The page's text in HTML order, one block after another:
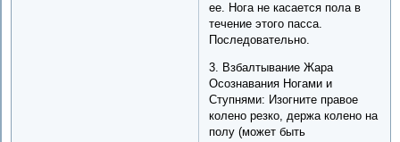
ее. Нога не касается пола в
течение этого пасса.
Последовательно.
3. Взбалтывание Жара
Осознавания Ногами и
Ступнями: Изогните правое
колено резко, держа колено на
полу (может быть